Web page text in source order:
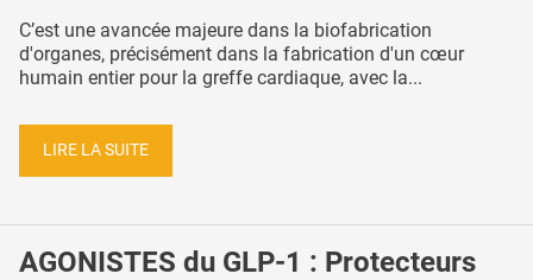
C’est une avancée majeure dans la biofabrication
d'organes, précisément dans la fabrication d'un cœur
humain entier pour la greffe cardiaque, avec la...
LIRE LA SUITE
AGONISTES du GLP-1 : Protecteurs